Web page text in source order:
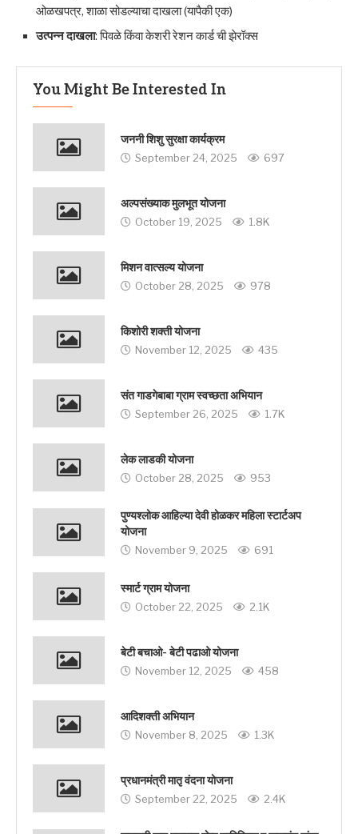
ओळखपत्र, शाळा सोडल्याचा दाखला (यापैकी एक)
उत्पन्न दाखला: पिवळे किंवा केशरी रेशन कार्ड ची झेरॉक्स
You Might Be Interested In
जननी शिशु सुरक्षा कार्यक्रम
September 24, 2025 697
अल्पसंख्याक मुलभूत योजना
October 19, 2025 1.8K
मिशन वात्सल्य योजना
October 28, 2025 978
किशोरी शक्ती योजना
November 12, 2025 435
संत गाडगेबाबा ग्राम स्वच्छता अभियान
September 26, 2025 1.7K
लेक लाडकी योजना
October 28, 2025 953
पुण्यश्लोक आहिल्या देवी होळकर महिला स्टार्टअप
योजना
November 9, 2025 691
स्मार्ट ग्राम योजना
October 22, 2025 2.1K
बेटी बचाओ- बेटी पढाओ योजना
November 12, 2025 458
आदिशक्ती अभियान
November 8, 2025 1.3K
प्रधानमंत्री मातृ वंदना योजना
September 22, 2025 2.4K